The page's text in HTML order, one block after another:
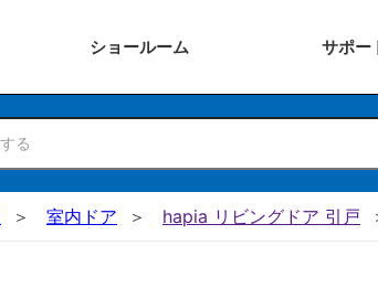
ショールーム サポー
室内ドア hapia リビングドア 引戸